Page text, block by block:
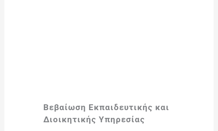
Βεβαίωση Εκπαιδευτικής και
Διοικητικής Υπηρεσίας